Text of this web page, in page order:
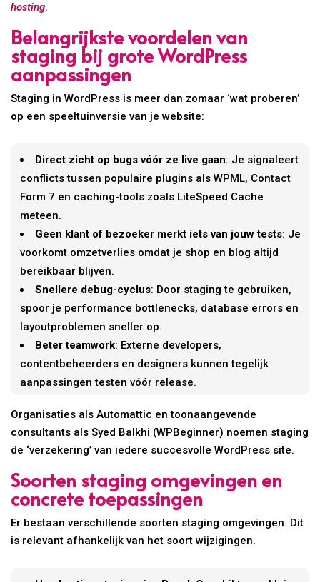
hosting.
Belangrijkste voordelen van
staging bij grote WordPress
aanpassingen
Staging in WordPress is meer dan zomaar ‘wat proberen’
op een speeltuinversie van je website:
Direct zicht op bugs vóór ze live gaan: Je signaleert
conflicts tussen populaire plugins als WPML, Contact
Form 7 en caching-tools zoals LiteSpeed Cache
meteen.
Geen klant of bezoeker merkt iets van jouw tests: Je
voorkomt omzetverlies omdat je shop en blog altijd
bereikbaar blijven.
Snellere debug-cyclus: Door staging te gebruiken,
spoor je performance bottlenecks, database errors en
layoutproblemen sneller op.
Beter teamwork: Externe developers,
contentbeheerders en designers kunnen tegelijk
aanpassingen testen vóór release.
Organisaties als Automattic en toonaangevende
consultants als Syed Balkhi (WPBeginner) noemen staging
de ‘verzekering’ van iedere succesvolle WordPress site.
Soorten staging omgevingen en
concrete toepassingen
Er bestaan verschillende soorten staging omgevingen. Dit
is relevant afhankelijk van het soort wijzigingen.